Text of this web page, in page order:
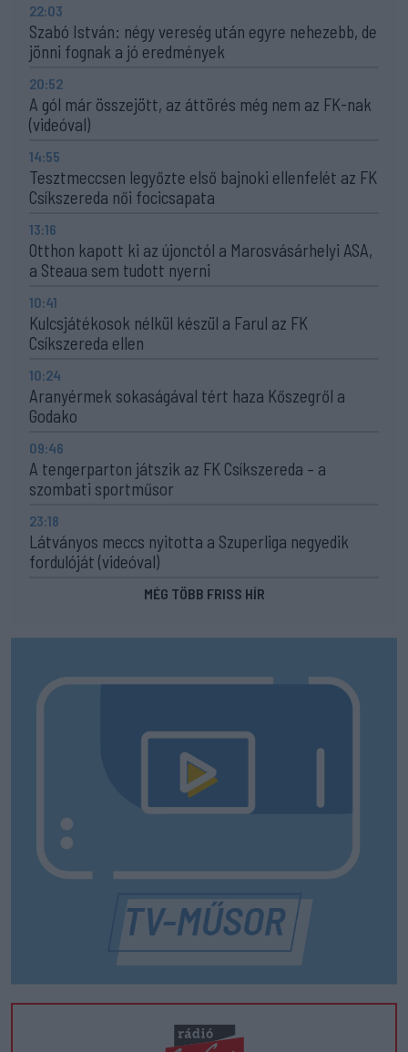
22:03
Szabó István: négy vereség után egyre nehezebb, de
jönni fognak a jó eredmények
20:52
A gól már összejött, az áttörés még nem az FK-nak
(videóval)
14:55
Tesztmeccsen legyőzte első bajnoki ellenfelét az FK
Csíkszereda női focicsapata
13:16
Otthon kapott ki az újonctól a Marosvásárhelyi ASA,
a Steaua sem tudott nyerni
10:41
Kulcsjátékosok nélkül készül a Farul az FK
Csíkszereda ellen
10:24
Aranyérmek sokaságával tért haza Kőszegről a
Godako
09:46
A tengerparton játszik az FK Csíkszereda – a
szombati sportműsor
23:18
Látványos meccs nyitotta a Szuperliga negyedik
fordulóját (videóval)
MÉG TÖBB FRISS HÍR